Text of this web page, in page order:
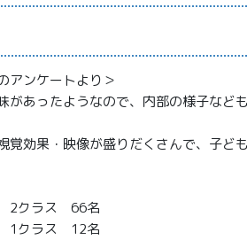
アンケートより＞
があったようなので、内部の様子な
覚効果・映像が盛りだくさんで、子ど
2クラス 66名
1クラス 12名